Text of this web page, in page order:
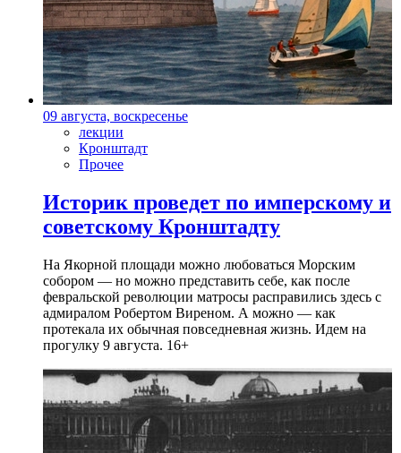
09 августа, воскресенье
лекции
Кронштадт
Прочее
Историк проведет по имперскому и
советскому Кронштадту
На Якорной площади можно любоваться Морским
собором — но можно представить себе, как после
февральской революции матросы расправились здесь с
адмиралом Робертом Виреном. А можно — как
протекала их обычная повседневная жизнь. Идем на
прогулку 9 августа. 16+